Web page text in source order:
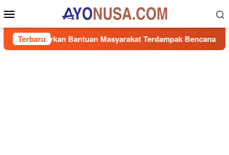
ke
kontenMobile
Terbaru
Salurkan Bantuan Masyarakat Terdampak Bencana Banjir di